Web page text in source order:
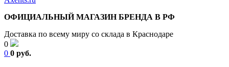
ОФИЦИАЛЬНЫЙ МАГАЗИН БРЕНДА В РФ
Доставка по всему миру со склада в Краснодаре
0
0 0 руб.